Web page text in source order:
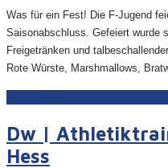
Was für ein Fest! Die F-Jugend
Saisonabschluss. Gefeiert wurde
Freigetränken und
Rote Würste, Marshmallows,
Dw |
Hess